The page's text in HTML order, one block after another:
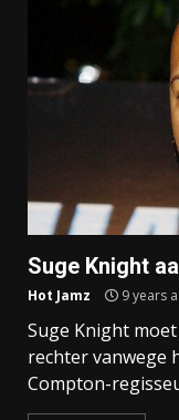
Suge Knight
Hot Jamz 9 years
Suge Knight
rechter vanwege
Compton-